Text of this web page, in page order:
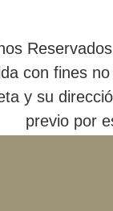
con fines
y su
previo por